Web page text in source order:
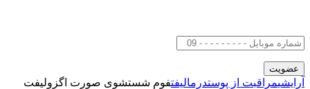
آرایشیمراقبت از پوستدرمالیفتفوم شستشوی صورت اگزولیفت